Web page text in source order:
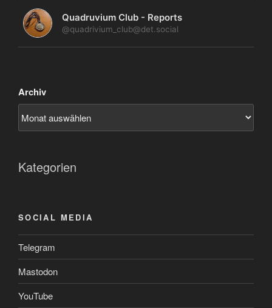
Quadruvium Club - Reports
@quadrivium_club@det.social
Archiv
Kategorien
SOCIAL MEDIA
Telegram
Mastodon
YouTube